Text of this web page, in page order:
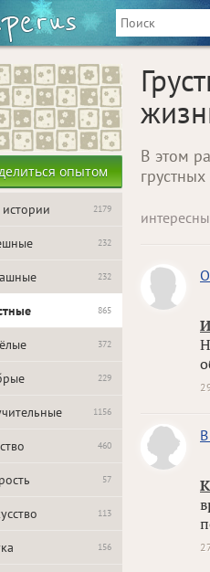
опытом
истории 2179
232
232
865
372
229
1156
460
57
113
156
В этом